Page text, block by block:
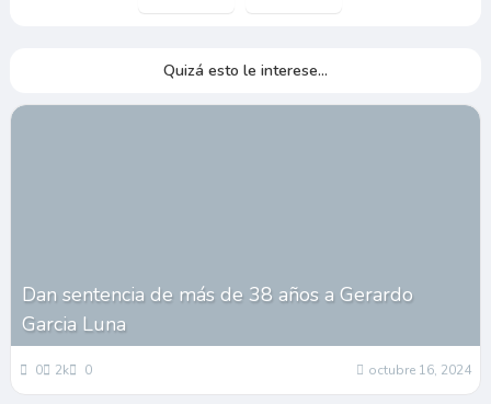
Quizá esto le interese...
Dan sentencia de más de 38 años a Gerardo
Garcia Luna
0 2k 0 octubre 16, 2024